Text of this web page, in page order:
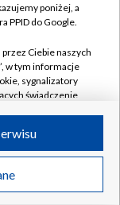
poniżej, a
PPID do Google.
Ciebie naszych
w tym informacje
sygnalizatory
świadczenie
Ciebie
IP, identyfikatory